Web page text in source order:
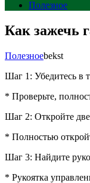
Полезное
Как зажечь
Полезноеbekst
Шаг 1: Убедитесь в
* Проверьте,
Шаг 2: Откройте
* Полностью
Шаг 3: Найдите
* Рукоятка